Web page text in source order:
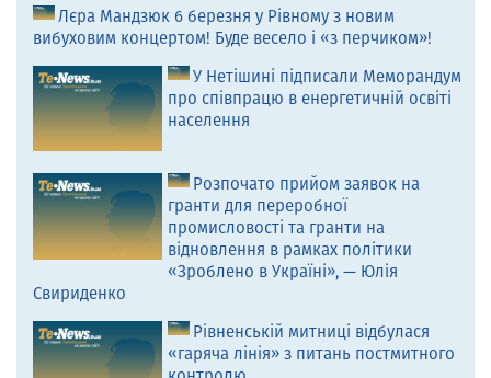
Лєра Мандзюк 6 березня у Рівному з новим
вибуховим концертом! Буде весело і «з перчиком»!
У Нетішині підписали Меморандум
про співпрацю в енергетичній освіті
населення
Розпочато прийом заявок на
гранти для переробної
промисловості та гранти на
відновлення в рамках політики
«Зроблено в Україні», — Юлія
Свириденко
Рівненській митниці відбулася
«гаряча лінія» з питань постмитного